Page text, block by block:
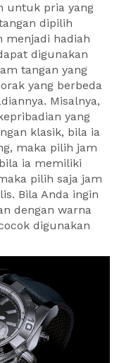
untuk pria yang
dipilih
menjadi hadiah
digunakan
tangan yang
yang berbeda
Misalnya,
yang
klasik, bila ia
maka pilih jam
ia memiliki
pilih saja jam
Bila Anda ingin
dengan warna
digunakan